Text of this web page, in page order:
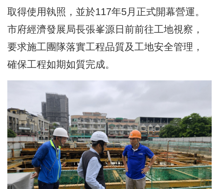
取得使用執照，並於117年5月正式開幕營運。
市府經濟發展局長張峯源日前前往工地視察，
要求施工團隊落實工程品質及工地安全管理，
確保工程如期如質完成。